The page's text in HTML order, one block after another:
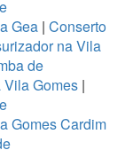
Gea | Conserto
na Vila
de
Gomes |
Gomes Cardim